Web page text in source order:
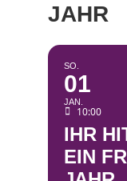
JAHR
SO.
01
JAN.
10:00
IHR
EIN